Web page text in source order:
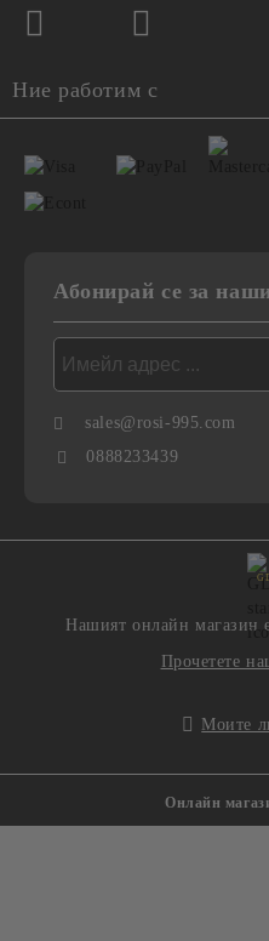
Ние работим с
Абонирай се за
sales@rosi-995.com
0888233439
Нашият онлайн магазин
Прочетете
Моите
Онлайн